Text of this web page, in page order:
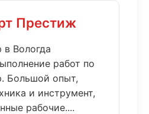
Престиж
в Вологда
работ по
Большой опыт,
и инструмент,
рабочие....